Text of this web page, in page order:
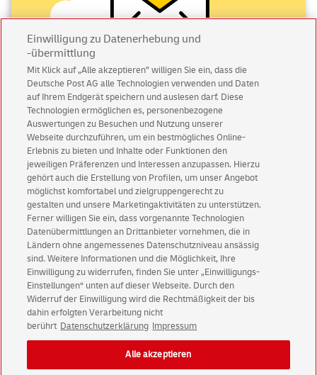
Abonnieren Sie unseren Newsletter
Immer informiert über exklusive Angebote und
Aktionen - jetzt mit Vorteil
Privatkundensichern sich einen5 € Gutschein
für POSTSCAN!
Geschäftskundenerhalten einen5 € Gutschein
für Briefmarke individuell!
Zur Newsletter-Anmeldung
© Sun Aug 09 18:35:40 CEST 2026 Deutsche Post AG
Impressum
Datenschutz
Einwilligungs-Einstellungen
Rechtliche Hinweise
Einwilligung zu Datenerhebung und
-übermittlung
Mit Klick auf „Alle akzeptieren” willigen Sie ein, dass die
Deutsche Post AG alle Technologien verwenden und Daten
auf Ihrem Endgerät speichern und auslesen darf. Diese
Technologien ermöglichen es, personenbezogene
Auswertungen zu Besuchen und Nutzung unserer
Webseite durchzuführen, um ein bestmögliches Online-
Erlebnis zu bieten und Inhalte oder Funktionen den
jeweiligen Präferenzen und Interessen anzupassen. Hierzu
gehört auch die Erstellung von Profilen, um unser Angebot
möglichst komfortabel und zielgruppengerecht zu
gestalten und unsere Marketingaktivitäten zu unterstützen.
Ferner willigen Sie ein, dass vorgenannte Technologien
Datenübermittlungen an Drittanbieter vornehmen, die in
Ländern ohne angemessenes Datenschutzniveau ansässig
sind. Weitere Informationen und die Möglichkeit, Ihre
Einwilligung zu widerrufen, finden Sie unter „Einwilligungs-
Einstellungen“ unten auf dieser Webseite. Durch den
Widerruf der Einwilligung wird die Rechtmäßigkeit der bis
dahin erfolgten Verarbeitung nicht
berührt Datenschutzerklärung Impressum
Alle akzeptieren